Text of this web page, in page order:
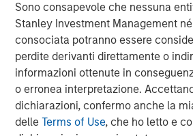
Sono consapevole che nessuna
Stanley Investment Management
consociata potranno essere
perdite derivanti direttamente o
informazioni ottenute in
o erronea interpretazione.
dichiarazioni, confermo anche la
delleTerms of Use, che ho letto e
capex spend across industries is
in 2025, a notable pickup from
internet services and utilities power
datacenter buildout), many of the
increasing their capex need to
asset bases.